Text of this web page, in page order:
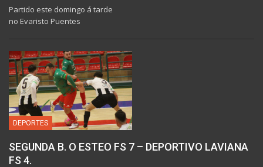
Partido este domingo á tarde
no Evaristo Puentes
DEPORTES
SEGUNDA B. O ESTEO FS 7 – DEPORTIVO LAVIANA
FS 4.